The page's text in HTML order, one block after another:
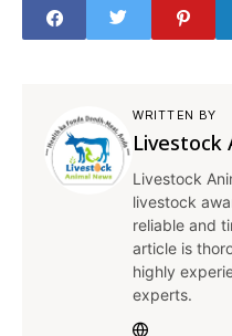
WRITTEN BY
Livestock
Livestock
livestock
reliable and
article is
highly
experts.